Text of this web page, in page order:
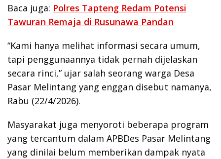
Baca juga: Polres Tapteng Redam Potensi
Tawuran Remaja di Rusunawa Pandan
“Kami hanya melihat informasi secara umum,
tapi penggunaannya tidak pernah dijelaskan
secara rinci,” ujar salah seorang warga Desa
Pasar Melintang yang enggan disebut namanya,
Rabu (22/4/2026).
Masyarakat juga menyoroti beberapa program
yang tercantum dalam APBDes Pasar Melintang
yang dinilai belum memberikan dampak nyata